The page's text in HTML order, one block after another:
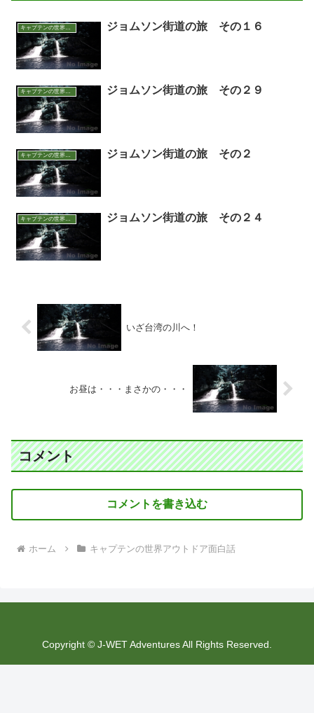
キャプテンの世界アウトドア面白話 ジョムソン街道の旅 その１６
キャプテンの世界アウトドア面白話 ジョムソン街道の旅 その２９
キャプテンの世界アウトドア面白話 ジョムソン街道の旅 その２
キャプテンの世界アウトドア面白話 ジョムソン街道の旅 その２４
いざ台湾の川へ！
お昼は・・・まさかの・・・
コメント
コメントを書き込む
ホーム キャプテンの世界アウトドア面白話
Copyright © J-WET Adventures All Rights Reserved.